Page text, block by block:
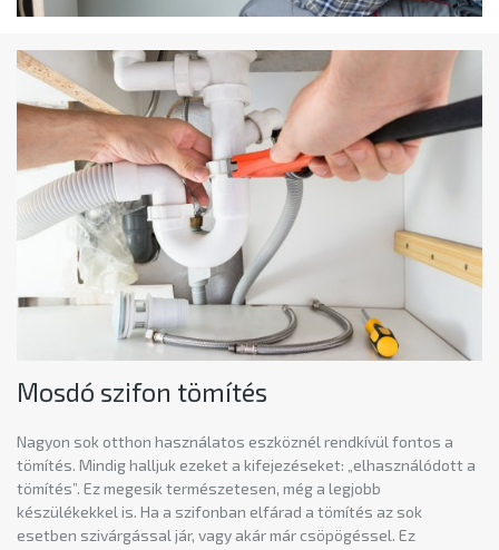
Mosdó szifon tömítés
Nagyon sok otthon használatos eszköznél rendkívül fontos a
tömítés. Mindig halljuk ezeket a kifejezéseket: „elhasználódott a
tömítés”. Ez megesik természetesen, még a legjobb
készülékekkel is. Ha a szifonban elfárad a tömítés az sok
esetben szivárgással jár, vagy akár már csöpögéssel. Ez